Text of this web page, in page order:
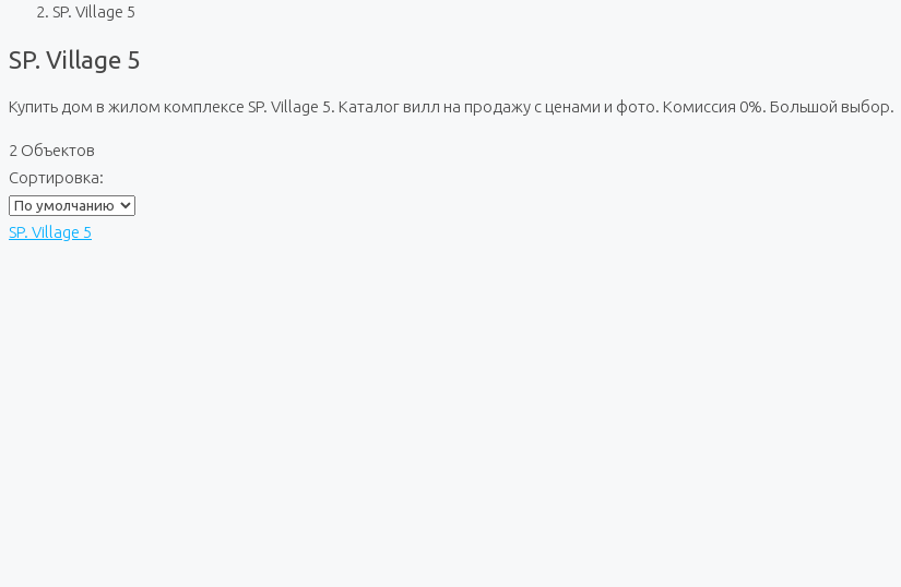
SP. Village 5
SP. Village 5
Купить дом в жилом комплексе SP. Village 5. Каталог вилл на продажу с ценами и фото. Комиссия 0%. Большой выбор.
2 Объектов
Сортировка:
SP. Village 5